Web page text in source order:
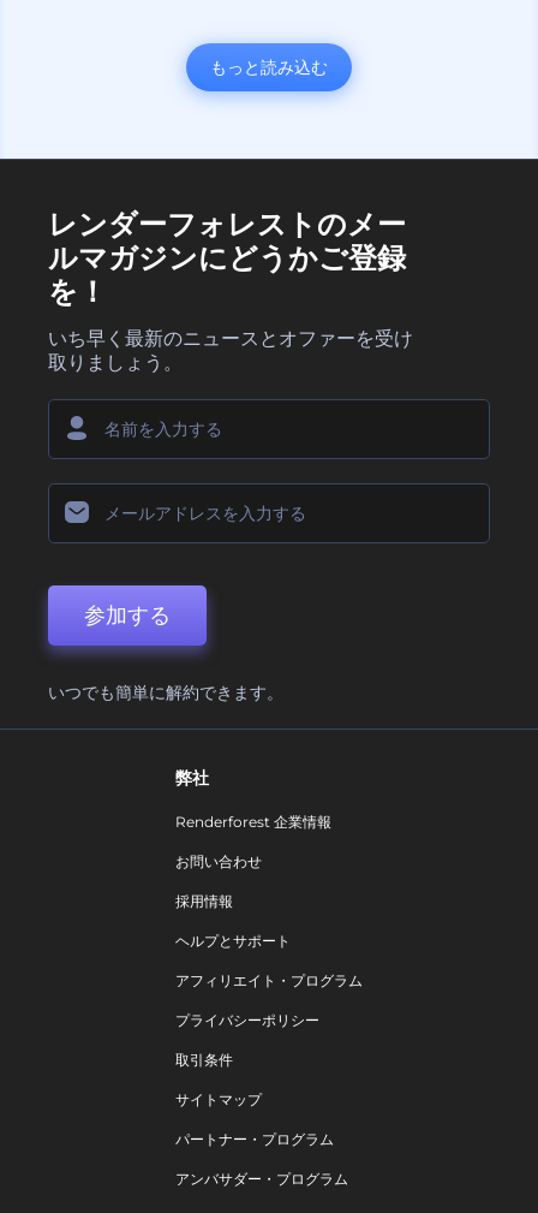
もっと読み込む
レンダーフォレストのメー
ルマガジンにどうかご登録
を！
いち早く最新のニュースとオファーを受け
取りましょう。
参加する
いつでも簡単に解約できます。
弊社
Renderforest 企業情報
お問い合わせ
採用情報
ヘルプとサポート
アフィリエイト・プログラム
プライバシーポリシー
取引条件
サイトマップ
パートナー・プログラム
アンバサダー・プログラム